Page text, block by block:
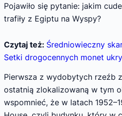
Pojawiło się pytanie: jakim
trafiły z Egiptu na Wyspy?
Czytaj też: Średniowieczny
Setki drogocennych monet
Pierwsza z wydobytych rzeźb
ostatnią zlokalizowaną w tym
wspomnieć, że w latach